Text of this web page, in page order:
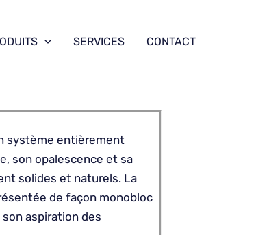
SERVICES CONTACT
système entièrement
son opalescence et sa
solides et naturels. La
de façon monobloc
aspiration des